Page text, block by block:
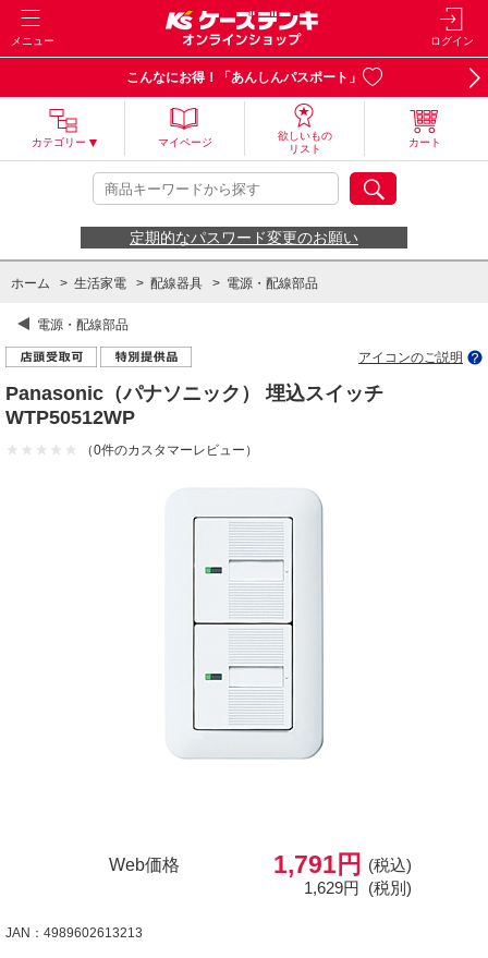
メニュー ログイン
こんなにお得！「あんしんパスポート」
カテゴリー マイページ
欲しいもの
リスト
カート
定期的なパスワード変更のお願い
ホーム > 生活家電 > 配線器具 > 電源・配線部品
電源・配線部品
アイコンのご説明
Panasonic（パナソニック） 埋込スイッチ
WTP50512WP
（0件のカスタマーレビュー）
Web価格 1,791円
(税込)
1,629円 (税別)
JAN：4989602613213